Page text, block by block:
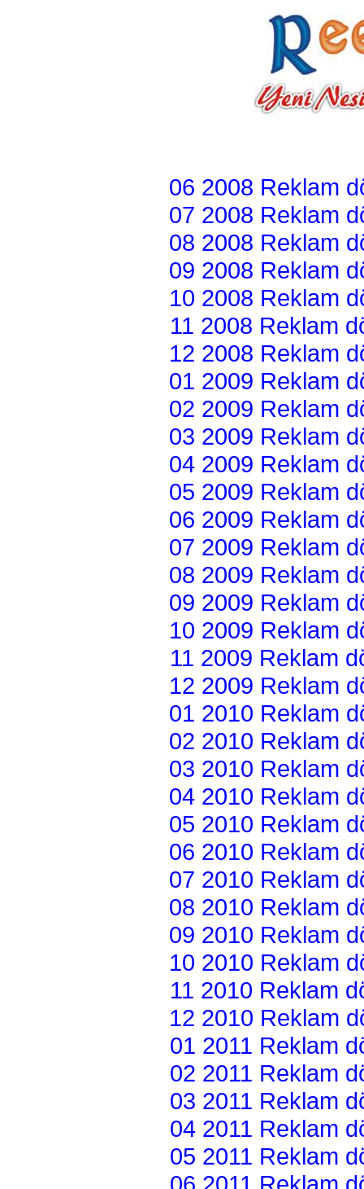
06 2008 Reklam
07 2008 Reklam
08 2008 Reklam
09 2008 Reklam
10 2008 Reklam
11 2008 Reklam
12 2008 Reklam
01 2009 Reklam
02 2009 Reklam
03 2009 Reklam
04 2009 Reklam
05 2009 Reklam
06 2009 Reklam
07 2009 Reklam
08 2009 Reklam
09 2009 Reklam
10 2009 Reklam
11 2009 Reklam
12 2009 Reklam
01 2010 Reklam
02 2010 Reklam
03 2010 Reklam
04 2010 Reklam
05 2010 Reklam
06 2010 Reklam
07 2010 Reklam
08 2010 Reklam
09 2010 Reklam
10 2010 Reklam
11 2010 Reklam
12 2010 Reklam
01 2011 Reklam
02 2011 Reklam
03 2011 Reklam
04 2011 Reklam
05 2011 Reklam